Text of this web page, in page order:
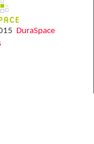
DuraSpace